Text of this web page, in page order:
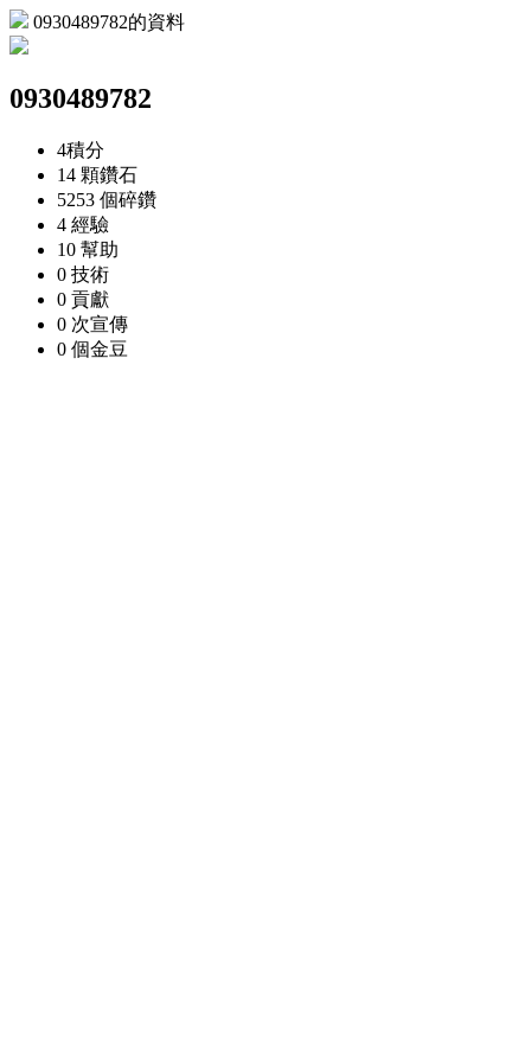
0930489782的資料
0930489782
4積分
14 顆鑽石
5253 個碎鑽
4 經驗
10 幫助
0 技術
0 貢獻
0 次宣傳
0 個金豆